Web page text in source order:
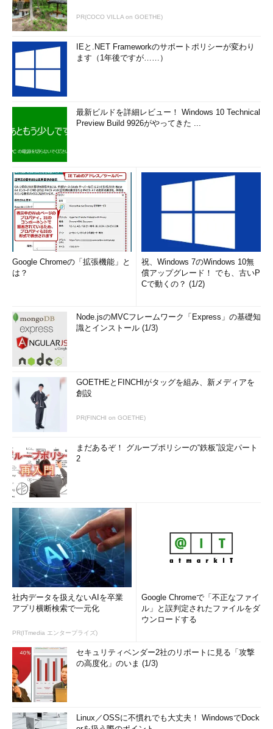
PR(COCO VILLA on GOETHE)
IEと.NET Frameworkのサポートポリシーが変わり
ます（1年後ですが……）
最新ビルドを詳細レビュー！ Windows 10 Technical
Preview Build 9926がやってきた ...
Google Chromeの「拡張機能」と
は？
祝、Windows 7のWindows 10無
償アップグレード！ でも、古いP
Cで動くの？ (1/2)
Node.jsのMVCフレームワーク「Express」の基礎知
識とインストール (1/3)
GOETHEとFINCHIがタッグを組み、新メディアを
創設
PR(FINCHI on GOETHE)
まだあるぞ！ グループポリシーの“鉄板”設定パート
2
社内データを扱えないAIを卒業
アプリ横断検索で一元化
PR(ITmedia エンタープライズ)
Google Chromeで「不正なファイ
ル」と誤判定されたファイルをダ
ウンロードする
セキュリティベンダー2社のリポートに見る「攻撃
の高度化」のいま (1/3)
Linux／OSSに不慣れでも大丈夫！ WindowsでDock